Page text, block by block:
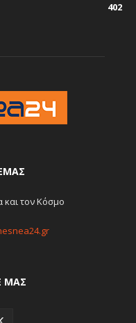
402
και τον Κόσμο
ΜΑΣ